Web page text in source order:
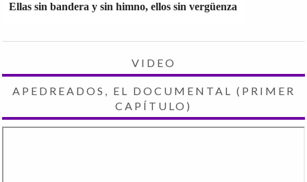
Ellas sin bandera y sin himno, ellos sin vergüenza
VIDEO
APEDREADOS, EL DOCUMENTAL (PRIMER
CAPÍTULO)